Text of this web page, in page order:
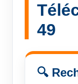
49
🔍